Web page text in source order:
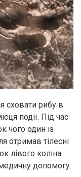
сховати рибу в
події. Під час
чого один із
отримав тілесні
лівого коліна.
допомогу.